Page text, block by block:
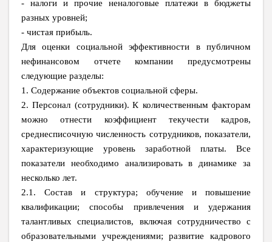
- налоги и прочие неналоговые платежи в бюджеты
разных уровней;
- чистая прибыль.
Для оценки социальной эффективности в публичном
нефинансовом отчете компании предусмотрены
следующие разделы:
1. Содержание объектов социальной сферы.
2. Персонал (сотрудники). К количественным факторам
можно отнести коэффициент текучести кадров,
среднесписочную численность сотрудников, показатели,
характеризующие уровень заработной платы. Все
показатели необходимо анализировать в динамике за
несколько лет.
2.1. Состав и структура; обучение и повышение
квалификации; способы привлечения и удержания
талантливых специалистов, включая сотрудничество с
образовательными учреждениями; развитие кадрового